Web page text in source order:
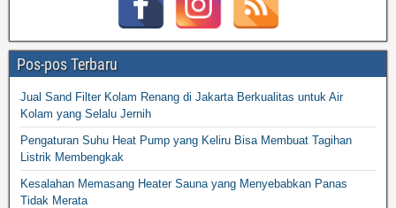
Pos-pos Terbaru
Jual Sand Filter Kolam Renang di Jakarta Berkualitas untuk Air
Kolam yang Selalu Jernih
Pengaturan Suhu Heat Pump yang Keliru Bisa Membuat Tagihan
Listrik Membengkak
Kesalahan Memasang Heater Sauna yang Menyebabkan Panas
Tidak Merata